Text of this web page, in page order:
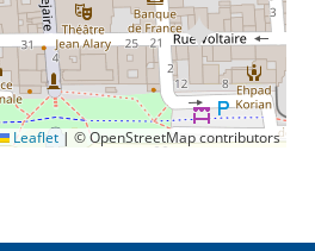
Leaflet | © OpenStreetMap contributors